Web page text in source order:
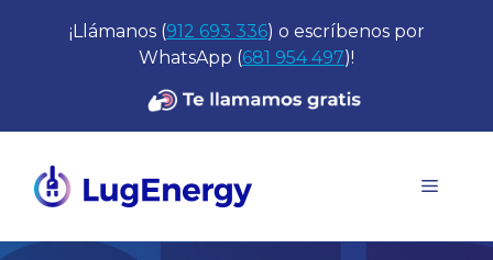
¡Llámanos (912 693 336) o escríbenos por
WhatsApp (681 954 497)!
Menú